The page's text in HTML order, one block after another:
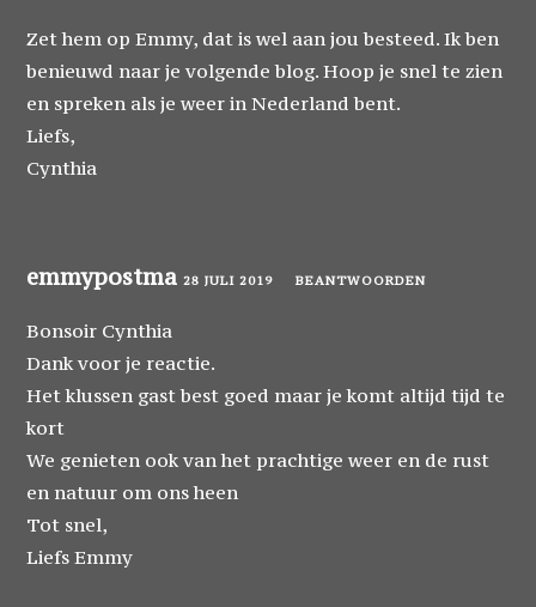
Zet hem op Emmy, dat is wel aan jou besteed. Ik ben
benieuwd naar je volgende blog. Hoop je snel te zien
en spreken als je weer in Nederland bent.
Liefs,
Cynthia
emmypostma 28 JULI 2019 BEANTWOORDEN
Bonsoir Cynthia
Dank voor je reactie.
Het klussen gast best goed maar je komt altijd tijd te
kort
We genieten ook van het prachtige weer en de rust
en natuur om ons heen
Tot snel,
Liefs Emmy